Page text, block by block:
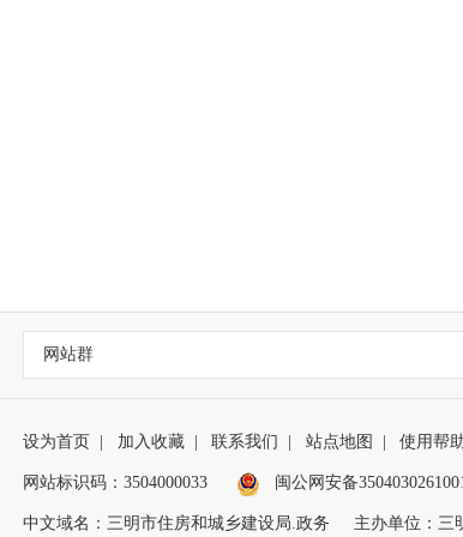
网站群
设为首页 加入收藏 联系我们 站点地图 使用帮
网站标识码：3504000033 闽公网安备
中文域名：三明市住房和城乡建设局.政务 主办单位：三